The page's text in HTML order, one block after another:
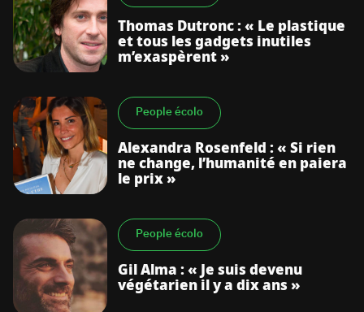
Thomas Dutronc : « Le plastique
et tous les gadgets inutiles
m’exaspèrent »
People écolo
Alexandra Rosenfeld : « Si rien
ne change, l’humanité en paiera
le prix »
People écolo
Gil Alma : « Je suis devenu
végétarien il y a dix ans »